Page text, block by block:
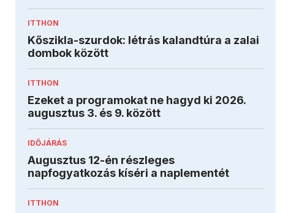
ITTHON
Kőszikla-szurdok: létrás kalandtúra a zalai
dombok között
ITTHON
Ezeket a programokat ne hagyd ki 2026.
augusztus 3. és 9. között
IDŐJÁRÁS
Augusztus 12-én részleges
napfogyatkozás kíséri a naplementét
ITTHON